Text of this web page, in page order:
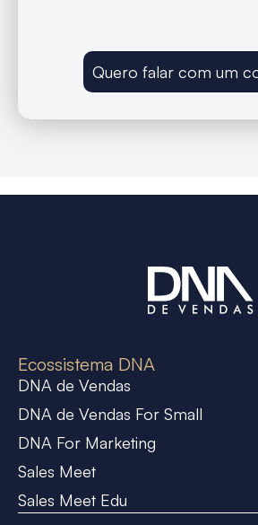
Quero falar com um
Ecossistema DNA
DNA de Vendas
DNA de Vendas For Small
DNA For Marketing
Sales Meet
Sales Meet Edu